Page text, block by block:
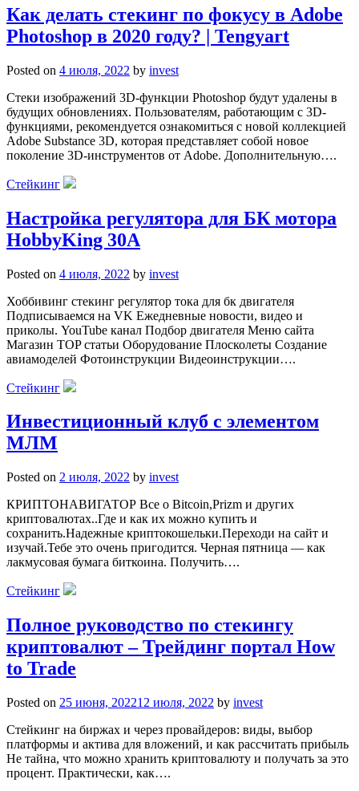
Как делать стекинг по фокусу в Adobe
Photoshop в 2020 году? | Tengyart
Posted on 4 июля, 2022 by invest
Стеки изображений 3D-функции Photoshop будут удалены в
будущих обновлениях. Пользователям, работающим с 3D-
функциями, рекомендуется ознакомиться с новой коллекцией
Adobe Substance 3D, которая представляет собой новое
поколение 3D-инструментов от Adobe. Дополнительную….
Стейкинг
Настройка регулятора для БК мотора
HobbyKing 30А
Posted on 4 июля, 2022 by invest
Хоббивинг стекинг регулятор тока для бк двигателя
Подписываемся на VK Ежедневные новости, видео и
приколы. YouTube канал Подбор двигателя Меню сайта
Магазин TOP статьи Оборудование Плосколеты Создание
авиамоделей Фотоинструкции Видеоинструкции….
Стейкинг
Инвестиционный клуб с элементом
МЛМ
Posted on 2 июля, 2022 by invest
КРИПТОНАВИГАТОР Все о Bitcoin,Prizm и других
криптовалютах..Где и как их можно купить и
сохранить.Надежные криптокошельки.Переходи на сайт и
изучай.Тебе это очень пригодится. Черная пятница — как
лакмусовая бумага биткоина. Получить….
Стейкинг
Полное руководство по стекингу
криптовалют – Трейдинг портал How
to Trade
Posted on 25 июня, 202212 июля, 2022 by invest
Стейкинг на биржах и через провайдеров: виды, выбор
платформы и актива для вложений, и как рассчитать прибыль
Не тайна, что можно хранить криптовалюту и получать за это
процент. Практически, как….